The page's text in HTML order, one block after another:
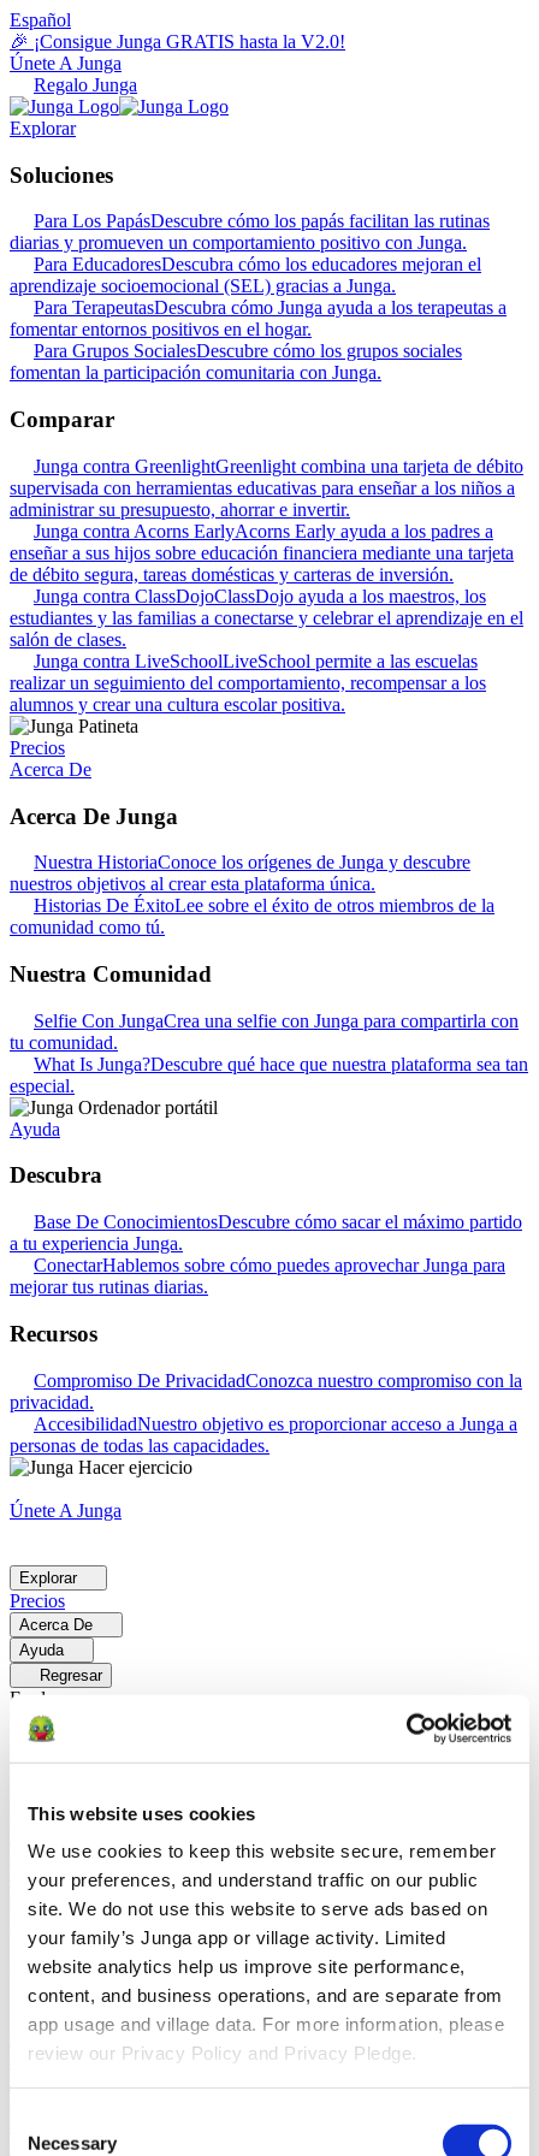
This website uses cookies
We use cookies to keep this website secure, remember
your preferences, and understand traffic on our public
site. We do not use this website to serve ads based on
your family’s Junga app or village activity. Limited
website analytics help us improve site performance,
content, and business operations, and are separate from
app usage and village data. For more information, please
review our Privacy Policy and Privacy Pledge.
Selection
Necessary
Español
🎉 ¡Consigue Junga GRATIS hasta la V2.0!
Únete A Junga
Regalo Junga
Explorar
Soluciones
Para Los PapásDescubre cómo los papás facilitan las rutinas
diarias y promueven un comportamiento positivo con Junga.
Para EducadoresDescubra cómo los educadores mejoran el
aprendizaje socioemocional (SEL) gracias a Junga.
Para TerapeutasDescubra cómo Junga ayuda a los terapeutas a
fomentar entornos positivos en el hogar.
Para Grupos SocialesDescubre cómo los grupos sociales
fomentan la participación comunitaria con Junga.
Comparar
Junga contra GreenlightGreenlight combina una tarjeta de débito
supervisada con herramientas educativas para enseñar a los niños a
administrar su presupuesto, ahorrar e invertir.
Junga contra Acorns EarlyAcorns Early ayuda a los padres a
enseñar a sus hijos sobre educación financiera mediante una tarjeta
de débito segura, tareas domésticas y carteras de inversión.
Junga contra ClassDojoClassDojo ayuda a los maestros, los
estudiantes y las familias a conectarse y celebrar el aprendizaje en el
salón de clases.
Junga contra LiveSchoolLiveSchool permite a las escuelas
realizar un seguimiento del comportamiento, recompensar a los
alumnos y crear una cultura escolar positiva.
Precios
Acerca De
Acerca De Junga
Nuestra HistoriaConoce los orígenes de Junga y descubre
nuestros objetivos al crear esta plataforma única.
Historias De ÉxitoLee sobre el éxito de otros miembros de la
comunidad como tú.
Nuestra Comunidad
Selfie Con JungaCrea una selfie con Junga para compartirla con
tu comunidad.
What Is Junga?Descubre qué hace que nuestra plataforma sea tan
especial.
Ayuda
Descubra
Base De ConocimientosDescubre cómo sacar el máximo partido
a tu experiencia Junga.
ConectarHablemos sobre cómo puedes aprovechar Junga para
mejorar tus rutinas diarias.
Recursos
Compromiso De PrivacidadConozca nuestro compromiso con la
privacidad.
AccesibilidadNuestro objetivo es proporcionar acceso a Junga a
personas de todas las capacidades.
Únete A Junga
Explorar
Precios
Acerca De
Ayuda
Regresar
Explorar
Soluciones
diarias y promueven un comportamiento positivo con Junga.
socioemocional (SEL) gracias a Junga.
Para TerapeutasDescubra
cómo Junga ayuda a los terapeutas a fomentar entornos positivos en
el hogar.
Para Grupos Sociales
Descubre cómo los grupos sociales
fomentan la participación comunitaria con Junga.
Comparar
Junga contra Greenlight Greenlight combina una tarjeta de débito
supervisada con herramientas educativas para enseñar a los niños a
administrar su presupuesto, ahorrar e invertir.
Junga contra Acorns
ClassDojoClassDojo ayuda a los maestros, los estudiantes y las